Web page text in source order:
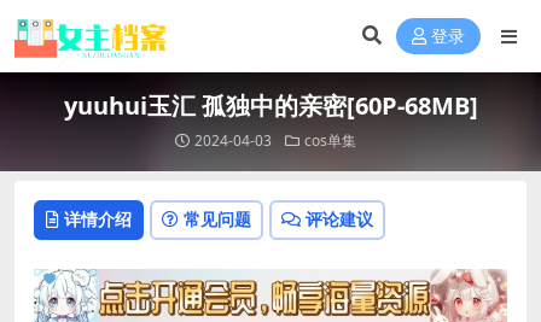
登录
yuuhui玉汇 孤独中的亲密[60P-68MB]
2024-04-03 cos单集
详情介绍 常见问题 评论建议